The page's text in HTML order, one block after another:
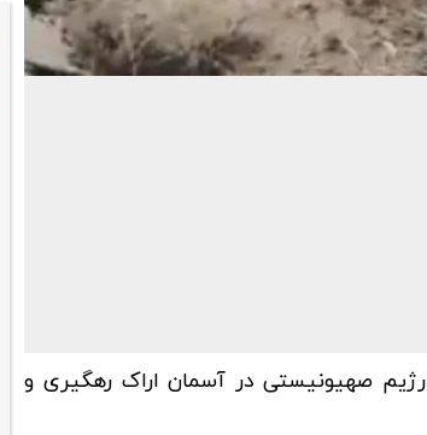
به گزارش منیبان، قرارگاه پدافند هوایی کشور اعلام کرد: دومین پهپاد هرمس ۹۰۰ رژیم صهیونیستی در آسمان اراک رهگیری و